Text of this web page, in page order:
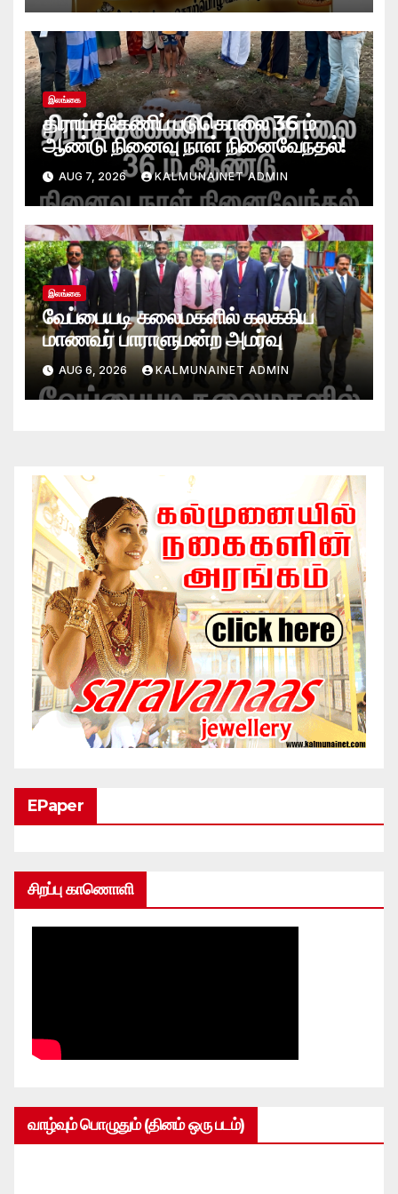
இலங்கை
திராய்க்கேணிப் படுகொலை 36 ம்
ஆண்டு நினைவு நாள் நினைவேந்தல்!
AUG 7, 2026 KALMUNAINET ADMIN
இலங்கை
வேப்பையடி கலைமகளில் கலக்கிய
மாணவர் பாராளுமன்ற அமர்வு
AUG 6, 2026 KALMUNAINET ADMIN
EPaper
சிறப்பு காணொளி
வாழ்வும் பொழுதும் (தினம் ஒரு படம்)